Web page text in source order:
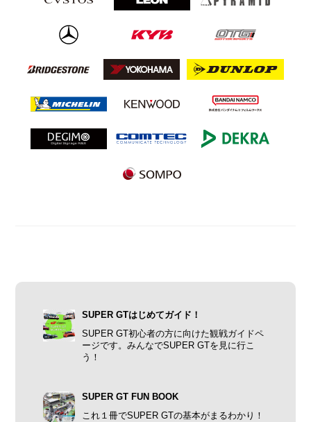
SUPER GTはじめてガイド！
SUPER GT初心者の方に向けた観戦ガイドペ
ージです。みんなでSUPER GTを見に行こ
う！
SUPER GT FUN BOOK
これ１冊でSUPER GTの基本がまるわかり！